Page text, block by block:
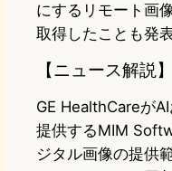
にするリモート画
取得したことも発
【ニュース解説】
GE HealthCareが
提供するMIM
ジタル画像の提供